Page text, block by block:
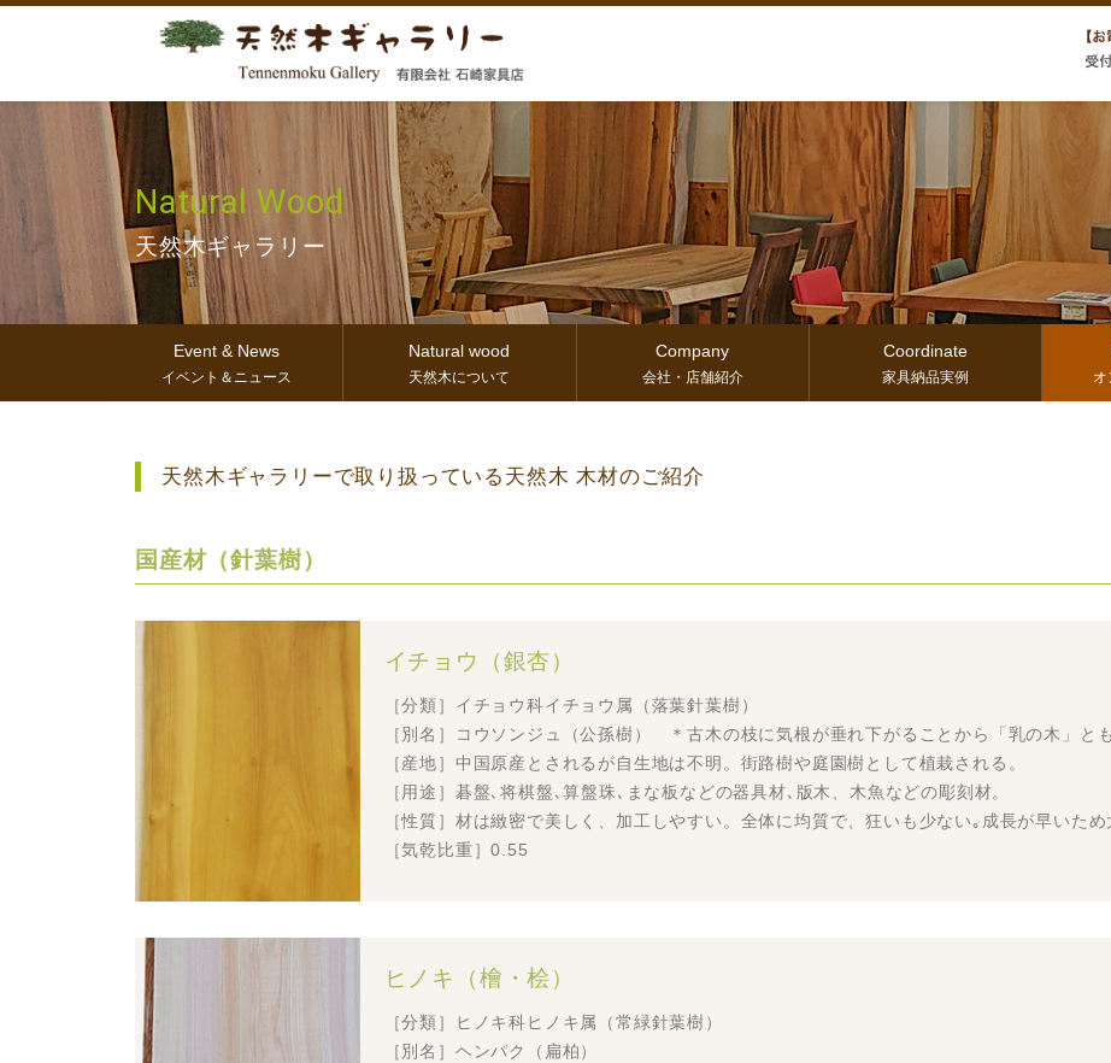
Natural Wood
天然木ギャラリー
Event & News
イベント＆ニュース
Natural wood
天然木について
Company
会社・店舗紹介
Coordinate
家具納品実例
天然木ギャラリーで取り扱っている天然木 木材のご紹介
国産材（針葉樹）
イチョウ（銀杏）
［分類］イチョウ科イチョウ属（落葉針葉樹）
［別名］コウソンジュ（公孫樹） ＊古木の枝に気根が垂れ下がることから「乳の木」とも
［産地］中国原産とされるが自生地は不明。街路樹や庭園樹として植栽される。
［用途］碁盤､将棋盤､算盤珠､まな板などの器具材､版木、木魚などの彫刻材。
［性質］材は緻密で美しく、加工しやすい。全体に均質で、狂いも少ない｡成長が早いため
［気乾比重］0.55
ヒノキ（檜・桧）
［分類］ヒノキ科ヒノキ属（常緑針葉樹）
［別名］ヘンパク（扁柏）